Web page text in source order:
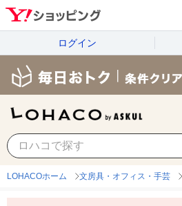
ログイン
LOHACOホーム 文房具・オフィス・手芸